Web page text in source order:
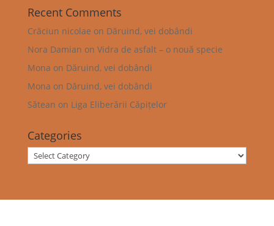
Recent Comments
Crăciun nicolae on Dăruind, vei dobândi
Nora Damian on Vidra de asfalt – o nouă specie
Mona on Dăruind, vei dobândi
Mona on Dăruind, vei dobândi
Sătean on Liga Eliberării Căpițelor
Categories
Categories